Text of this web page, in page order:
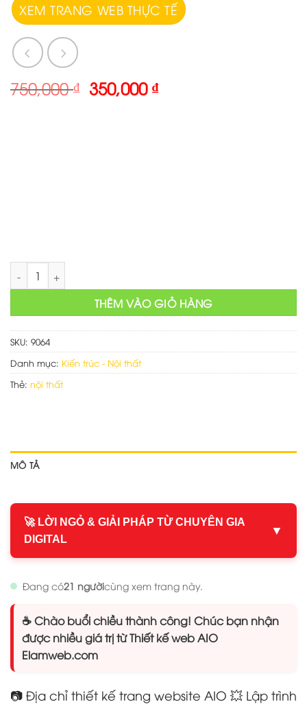
XEM TRANG WEB THỰC TẾ
750,000₫ Giá
gốc
350,000₫Giá
Web giới thiệu cửa hàng nội thất số lượng
THÊM VÀO GIỎ HÀNG
SKU: 9064
Danh mục: Kiến trúc - Nội thất
Thẻ: nội thất
MÔ TẢ
🚀 LỜI NGỎ & GIẢI PHÁP TỪ CHUYÊN GIA
DIGITAL
▼
Đang có21 ngườicùng xem trang này.
☕ Chào buổi chiều thành công! Chúc bạn nhận
được nhiều giá trị từ Thiết kế web AIO
Elamweb.com
📷 Địa chỉ thiết kế trang website AIO 💥 Lập trình